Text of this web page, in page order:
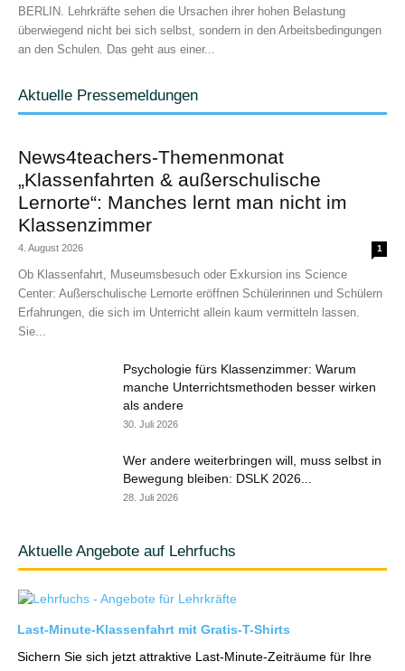
BERLIN. Lehrkräfte sehen die Ursachen ihrer hohen Belastung
überwiegend nicht bei sich selbst, sondern in den Arbeitsbedingungen
an den Schulen. Das geht aus einer...
Aktuelle Pressemeldungen
News4teachers-Themenmonat
„Klassenfahrten & außerschulische
Lernorte“: Manches lernt man nicht im
Klassenzimmer
4. August 2026 1
Ob Klassenfahrt, Museumsbesuch oder Exkursion ins Science
Center: Außerschulische Lernorte eröffnen Schülerinnen und Schülern
Erfahrungen, die sich im Unterricht allein kaum vermitteln lassen.
Sie...
Psychologie fürs Klassenzimmer: Warum
manche Unterrichtsmethoden besser wirken
als andere
30. Juli 2026
Wer andere weiterbringen will, muss selbst in
Bewegung bleiben: DSLK 2026...
28. Juli 2026
Aktuelle Angebote auf Lehrfuchs
Last-Minute-Klassenfahrt mit Gratis-T-Shirts
Sichern Sie sich jetzt attraktive Last-Minute-Zeiträume für Ihre